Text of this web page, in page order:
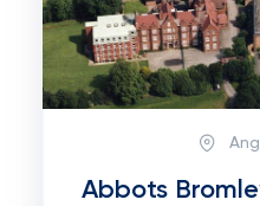
Abbots